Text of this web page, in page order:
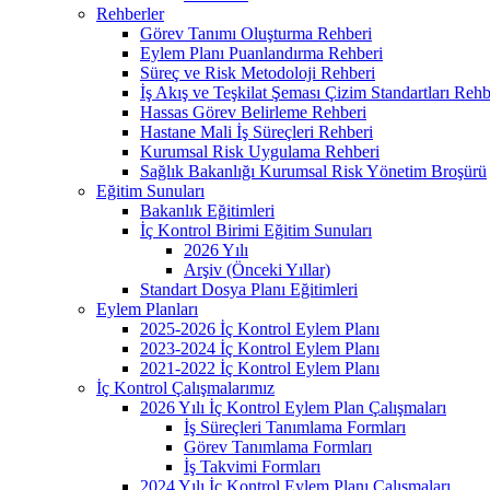
Rehberler
Görev Tanımı Oluşturma Rehberi
Eylem Planı Puanlandırma Rehberi
Süreç ve Risk Metodoloji Rehberi
İş Akış ve Teşkilat Şeması Çizim Standartları
Hassas Görev Belirleme Rehberi
Hastane Mali İş Süreçleri Rehberi
Kurumsal Risk Uygulama Rehberi
Sağlık Bakanlığı Kurumsal Risk Yönetim Broşürü
Eğitim Sunuları
Bakanlık Eğitimleri
İç Kontrol Birimi Eğitim Sunuları
2026 Yılı
Arşiv (Önceki Yıllar)
Standart Dosya Planı Eğitimleri
Eylem Planları
2025-2026 İç Kontrol Eylem Planı
2023-2024 İç Kontrol Eylem Planı
2021-2022 İç Kontrol Eylem Planı
İç Kontrol Çalışmalarımız
2026 Yılı İç Kontrol Eylem Plan Çalışmaları
İş Süreçleri Tanımlama Formları
Görev Tanımlama Formları
İş Takvimi Formları
2024 Yılı İç Kontrol Eylem Planı Çalışmaları